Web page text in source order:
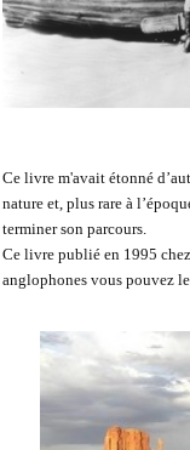
Ce livre m'avait étonné
nature et, plus rare à
terminer son parcours.
Ce livre publié en 1995
anglophones vous pouvez